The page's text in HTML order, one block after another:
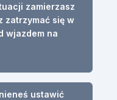
zamierzasz
zatrzymać się w
wjazdem na
ustawić